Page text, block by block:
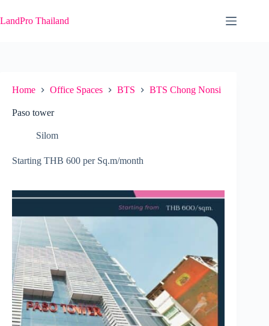
to
content
LandPro Thailand
Home Office Spaces BTS BTS Chong Nonsi
Paso tower
Silom
Starting THB 600 per Sq.m/month